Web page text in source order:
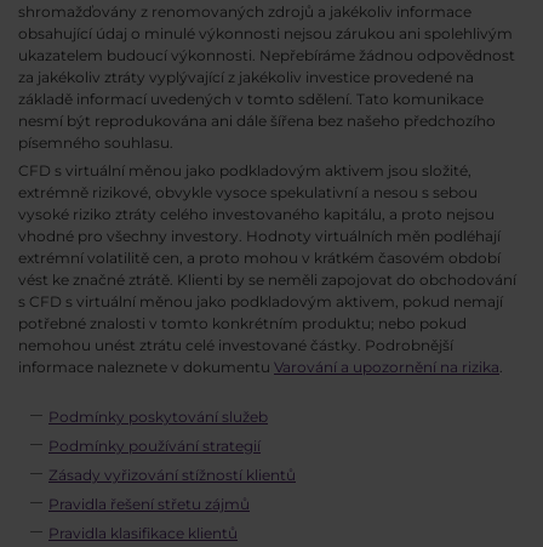
shromažďovány z renomovaných zdrojů a jakékoliv informace
obsahující údaj o minulé výkonnosti nejsou zárukou ani spolehlivým
ukazatelem budoucí výkonnosti. Nepřebíráme žádnou odpovědnost
za jakékoliv ztráty vyplývající z jakékoliv investice provedené na
základě informací uvedených v tomto sdělení. Tato komunikace
nesmí být reprodukována ani dále šířena bez našeho předchozího
písemného souhlasu.
CFD s virtuální měnou jako podkladovým aktivem jsou složité,
extrémně rizikové, obvykle vysoce spekulativní a nesou s sebou
vysoké riziko ztráty celého investovaného kapitálu, a proto nejsou
vhodné pro všechny investory. Hodnoty virtuálních měn podléhají
extrémní volatilitě cen, a proto mohou v krátkém časovém období
vést ke značné ztrátě. Klienti by se neměli zapojovat do obchodování
s CFD s virtuální měnou jako podkladovým aktivem, pokud nemají
potřebné znalosti v tomto konkrétním produktu; nebo pokud
nemohou unést ztrátu celé investované částky. Podrobnější
informace naleznete v dokumentu Varování a upozornění na rizika
Podmínky poskytování služeb
Podmínky používání strategií
Zásady vyřizování stížností klientů
Pravidla řešení střetu zájmů
Pravidla klasifikace klientů